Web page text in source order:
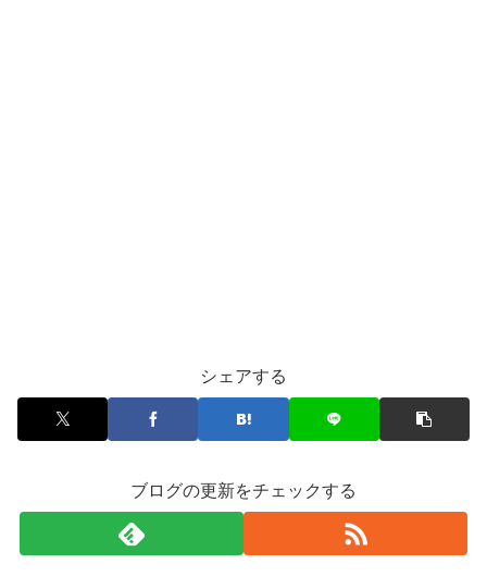
シェアする
ブログの更新をチェックする